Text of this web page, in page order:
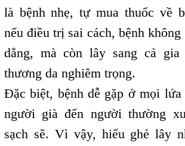
là bệnh nhẹ, tự mua thuốc về
nếu điều trị sai cách, bệnh
dẳng, mà còn lây sang cả
thương da nghiêm trọng.
Đặc biệt, bệnh dễ gặp ở mọi
người già đến người thường
sạch sẽ. Vì vậy, hiểu ghẻ lây